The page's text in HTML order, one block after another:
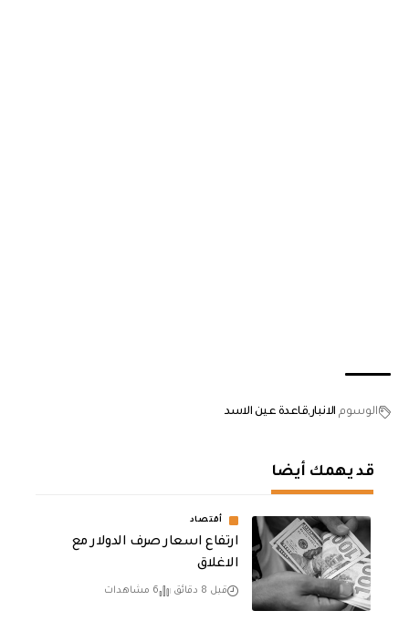
الوسوم الانبارقاعدة عين الاسد
قد يهمك أيضا
أقتصاد
ارتفاع اسعار صرف الدولار مع
الاغلاق
قبل 8 دقائق 6 مشاهدات